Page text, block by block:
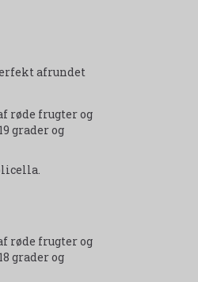
afrundet
røde frugter og
grader og
røde frugter og
grader og